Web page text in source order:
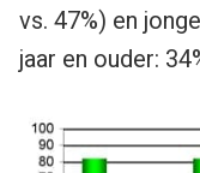
vs. 47%) en
jaar en ouder: